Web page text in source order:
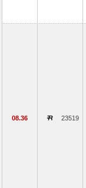
08.36 23519